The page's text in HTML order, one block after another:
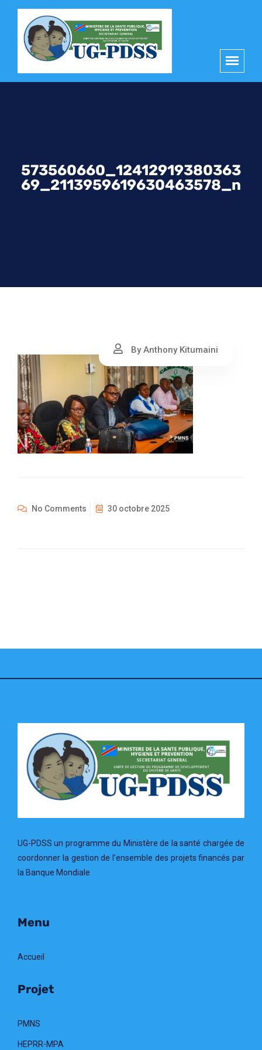
573560660_12412919380363
69_2113959619630463578_n
By Anthony Kitumaini
No Comments 30 octobre 2025
UG-PDSS un programme du Ministère de la santé chargée de
coordonner la gestion de l’ensemble des projets financés par
la Banque Mondiale
Menu
Accueil
Projet
PMNS
HEPRR-MPA